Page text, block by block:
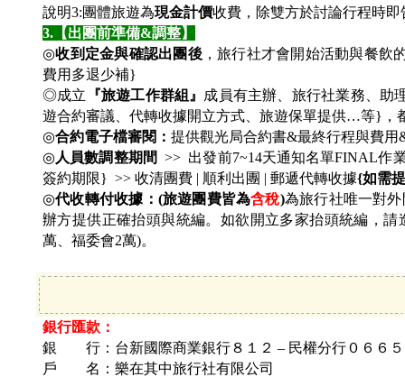
說明3:團體旅遊為現金計價收費，除雙方於討論行程時
3. 【出團前準備&調整】
◎收到定金與確認出團後，旅行社才會開始活動與餐飲
費用多退少補}
◎成立 『旅遊工作群組』 成員有主辦、旅行社業務、助
遊合約審議、代轉收據開立方式、旅遊保單提供…等}，
◎合約電子檔審閱： 提供觀光局合約書&最終行程與費
◎ 人員數調整期間 >> 出發前7~14天通知名單FINAL作
簽約期限} >> 收清團費 | 順利出團 | 郵遞代轉收據{如需
◎代收轉付收據：(旅遊團費皆為含稅)為旅行社唯一對
辦方提供正確抬頭與統編。如欲開立多家抬頭統編，
萬、福委會2萬)。
銀行匯款：
銀 行：台新國際商業銀行８１２ – 民權分行０６６５
戶 名： 樂在其中旅行社有限公司